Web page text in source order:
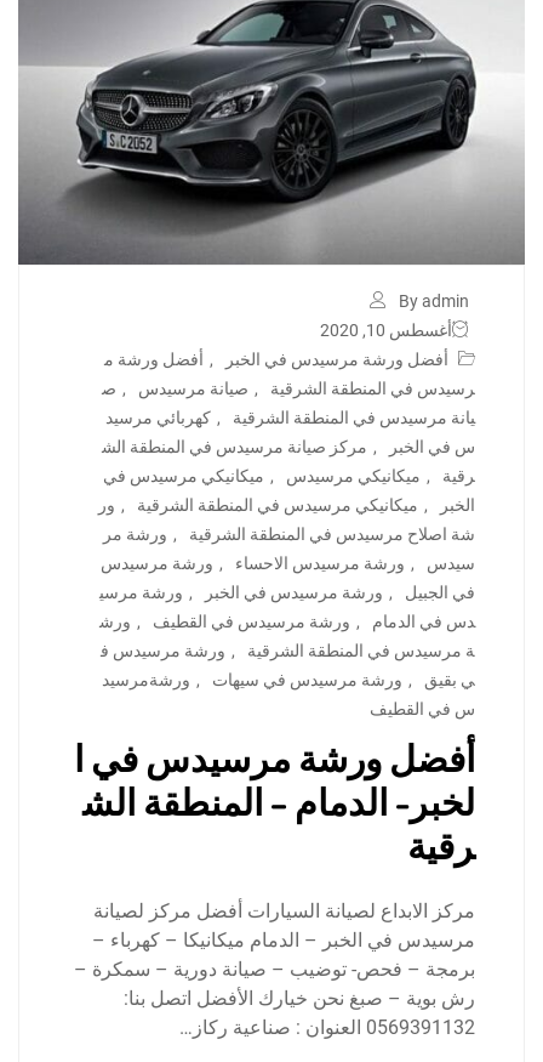
By admin
أغسطس 10, 2020
أفضل ورشة مرسيدس في الخبر
, أفضل ورشة م
رسيدس في المنطقة الشرقية
, صيانة مرسيدس , ص
يانة مرسيدس في المنطقة الشرقية
, كهربائي مرسيد
س في الخبر
, مركز صيانة مرسيدس في المنطقة الش
رقية
, ميكانيكي مرسيدس , ميكانيكي مرسيدس في
الخبر
, ميكانيكي مرسيدس في المنطقة الشرقية , ور
شة اصلاح مرسيدس في المنطقة الشرقية
, ورشة مر
سيدس
, ورشة مرسيدس الاحساء , ورشة مرسيدس
في الجبيل
, ورشة مرسيدس في الخبر , ورشة مرسي
دس في الدمام
, ورشة مرسيدس في القطيف , ورش
ة مرسيدس في المنطقة الشرقية
, ورشة مرسيدس ف
ي بقيق
, ورشة مرسيدس في سيهات , ورشةمرسيد
س في القطيف
أفضل ورشة مرسيدس في ا
لخبر- الدمام – المنطقة الش
رقية
مركز الابداع لصيانة السيارات أفضل مركز لصيانة
مرسيدس في الخبر – الدمام ميكانيكا – كهرباء –
برمجة – فحص- توضيب – صيانة دورية – سمكرة –
رش بوية – صبغ نحن خيارك الأفضل اتصل بنا:
0569391132 العنوان : صناعية ركاز…